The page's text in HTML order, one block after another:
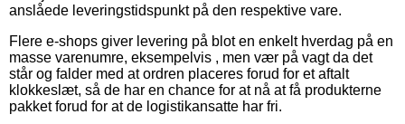
anslåede leveringstidspunkt på den respektive vare.
Flere e-shops giver levering på blot en enkelt hverdag på en
masse varenumre, eksempelvis , men vær på vagt da det
står og falder med at ordren placeres forud for et aftalt
klokkeslæt, så de har en chance for at nå at få produkterne
pakket forud for at de logistikansatte har fri.